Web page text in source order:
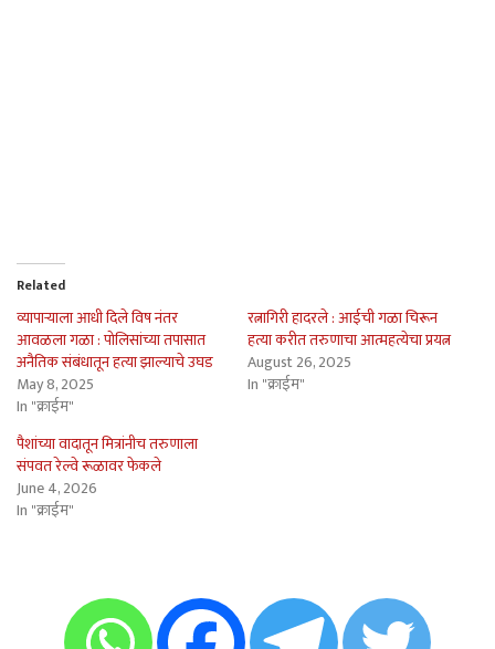
Related
व्यापार्‍याला आधी दिले विष नंतर
आवळला गळा : पोलिसांच्या तपासात
अनैतिक संबंधातून हत्या झाल्याचे उघड
May 8, 2025
In "क्राईम"
रत्नागिरी हादरले : आईची गळा चिरून
हत्या करीत तरुणाचा आत्महत्येचा प्रयत्न
August 26, 2025
In "क्राईम"
पैशांच्या वादातून मित्रांनीच तरुणाला
संपवत रेल्वे रूळावर फेकले
June 4, 2026
In "क्राईम"